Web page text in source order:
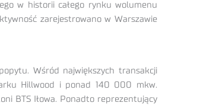
w historii całego rynku wolumenu
zarejestrowano w Warszawie
Wśród największych transakcji
Hillwood i ponad 140 000 mkw.
BTS Iłowa. Ponadto reprezentujący